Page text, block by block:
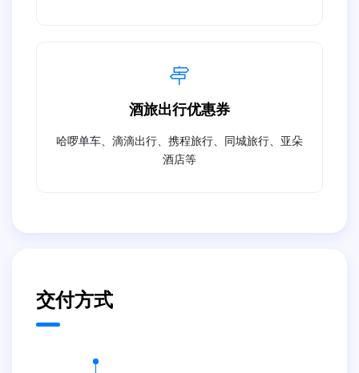
酒旅出行优惠券
哈啰单车、滴滴出行、携程旅行、同城旅行、亚朵
酒店等
交付方式